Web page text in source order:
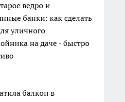
ведро и
банки: как сделать
уличного
на даче - быстро
балкон в